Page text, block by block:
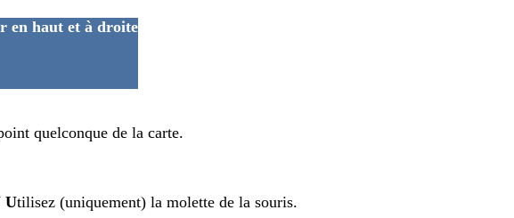
en haut et à droite
quelconque de la carte.
Utilisez (uniquement) la molette de la souris.